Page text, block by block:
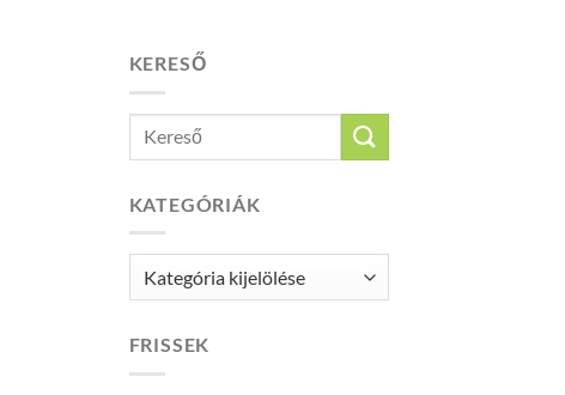
KERESŐ
KATEGÓRIÁK
Kategóriák
FRISSEK